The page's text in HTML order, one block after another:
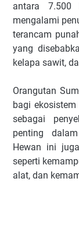
antara
mengalami
terancam
yang
kelapa sawit,
Orangutan
bagi ekosistem
sebagai
penting
Hewan ini
seperti
alat, dan